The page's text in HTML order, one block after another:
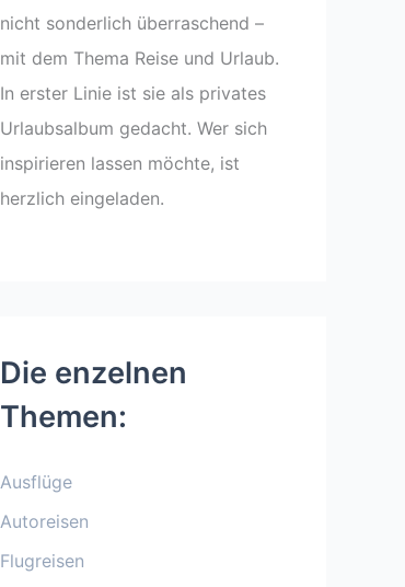
nicht sonderlich überraschend –
mit dem Thema Reise und Urlaub.
In erster Linie ist sie als privates
Urlaubsalbum gedacht. Wer sich
inspirieren lassen möchte, ist
herzlich eingeladen.
Die enzelnen
Themen:
Ausflüge
Autoreisen
Flugreisen